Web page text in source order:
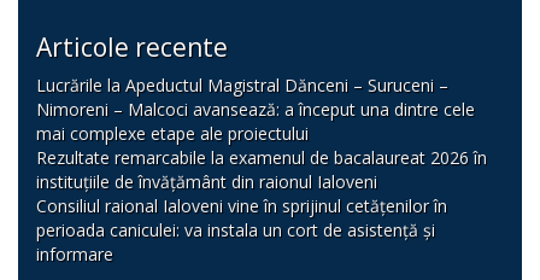
Articole recente
Lucrările la Apeductul Magistral Dănceni – Suruceni –
Nimoreni – Malcoci avansează: a început una dintre cele
mai complexe etape ale proiectului
Rezultate remarcabile la examenul de bacalaureat 2026 în
instituțiile de învățământ din raionul Ialoveni
Consiliul raional Ialoveni vine în sprijinul cetățenilor în
perioada caniculei: va instala un cort de asistență și
informare